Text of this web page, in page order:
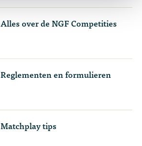
Alles over de NGF Competities
Reglementen en formulieren
Matchplay tips